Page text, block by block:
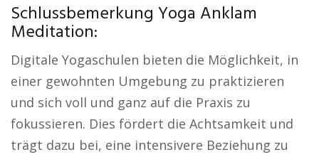
Schlussbemerkung Yoga Anklam
Meditation:
Digitale Yogaschulen bieten die Möglichkeit, in
einer gewohnten Umgebung zu praktizieren
und sich voll und ganz auf die Praxis zu
fokussieren. Dies fördert die Achtsamkeit und
trägt dazu bei, eine intensivere Beziehung zu